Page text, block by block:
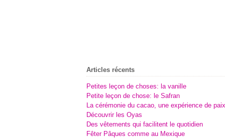
Articles récents
Petites leçon de choses: la vanille
Petite leçon de chose: le Safran
La cérémonie du cacao, une expérience de paix
Découvrir les Oyas
Des vêtements qui facilitent le quotidien
Fêter Pâques comme au Mexique